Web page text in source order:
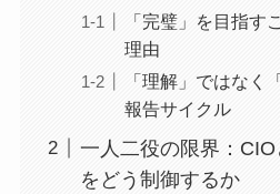
「完璧」を目指す
理由
「理解」ではなく
報告サイクル
一人二役の限界：
をどう制御するか